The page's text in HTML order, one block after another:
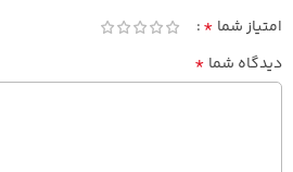
امتیاز شما *
دیدگاه شما *